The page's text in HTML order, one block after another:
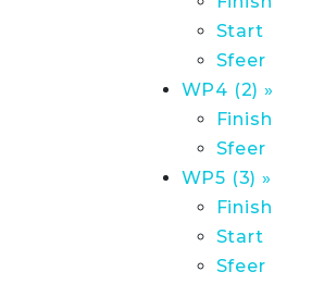
Start
Sfeer
WP4 (2) »
Finish
Sfeer
WP5 (3) »
Finish
Start
Sfeer